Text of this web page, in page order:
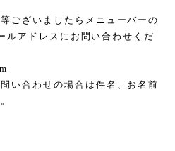
ございましたらメニューバーの
アドレスにお問い合わせくだ
い合わせの場合は件名、お名前